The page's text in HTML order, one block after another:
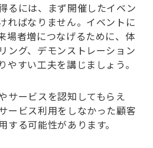
るには、まず開催したイベン
ればなりません。イベントに
場者増につなげるために、体
ング、デモンストレーション
やすい工夫を講じましょう。
サービスを認知してもらえ
ービス利用をしなかった顧客
る可能性があります。